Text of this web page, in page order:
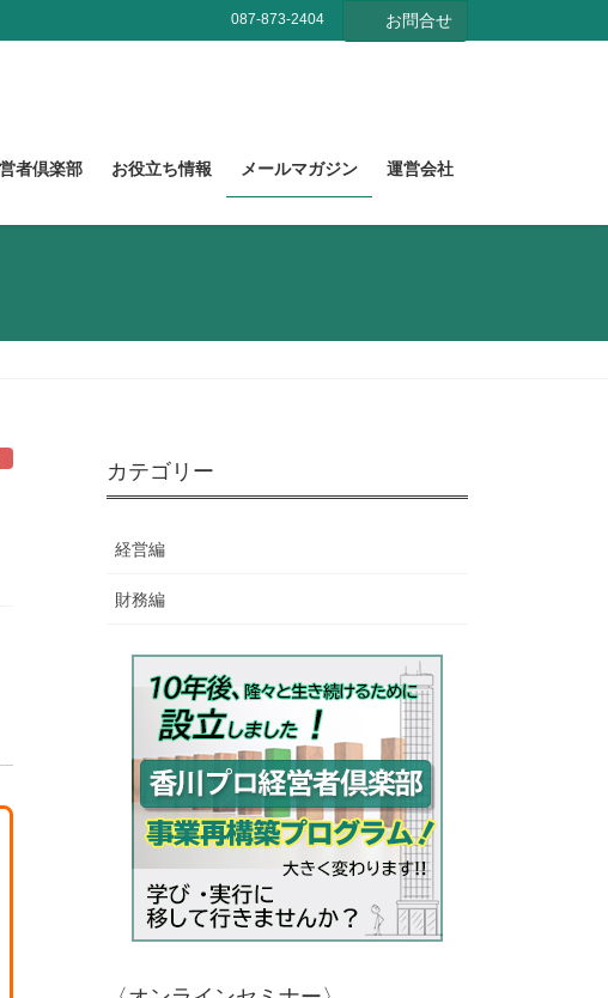
087-873-2404 お問合せ
者倶楽部 お役立ち情報 メールマガジン 運営会社
カテゴリー
経営編
財務編